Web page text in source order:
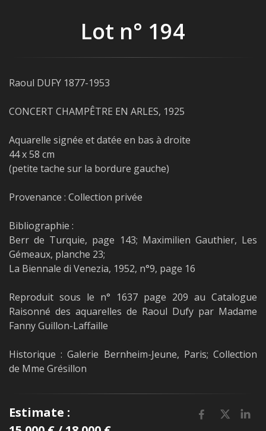
Lot n° 194
Raoul DUFY 1877-1953
CONCERT CHAMPÊTRE EN ARLES, 1925
Aquarelle signée et datée en bas à droite
44 x 58 cm
(petite tache sur la bordure gauche)
Provenance : Collection privée
Bibliographie :
Berr de Turquie, page 143; Maximilien Gauthier, Les
Gémeaux, planche 23;
La Biennale di Venezia, 1952, n°9, page 16
Reproduit sous le n° 1637 page 209 au Catalogue
Raisonné des aquarelles de Raoul Dufy par Madame
Fanny Guillon-Laffaille
Historique : Galerie Bernheim-Jeune, Paris; Collection
de Mme Grésillon
Estimate :